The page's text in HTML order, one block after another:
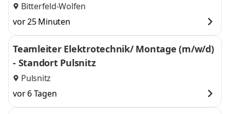
Bitterfeld-Wolfen
vor 25 Minuten
Teamleiter Elektrotechnik/ Montage (m/w/d)
- Standort Pulsnitz
Pulsnitz
vor 6 Tagen